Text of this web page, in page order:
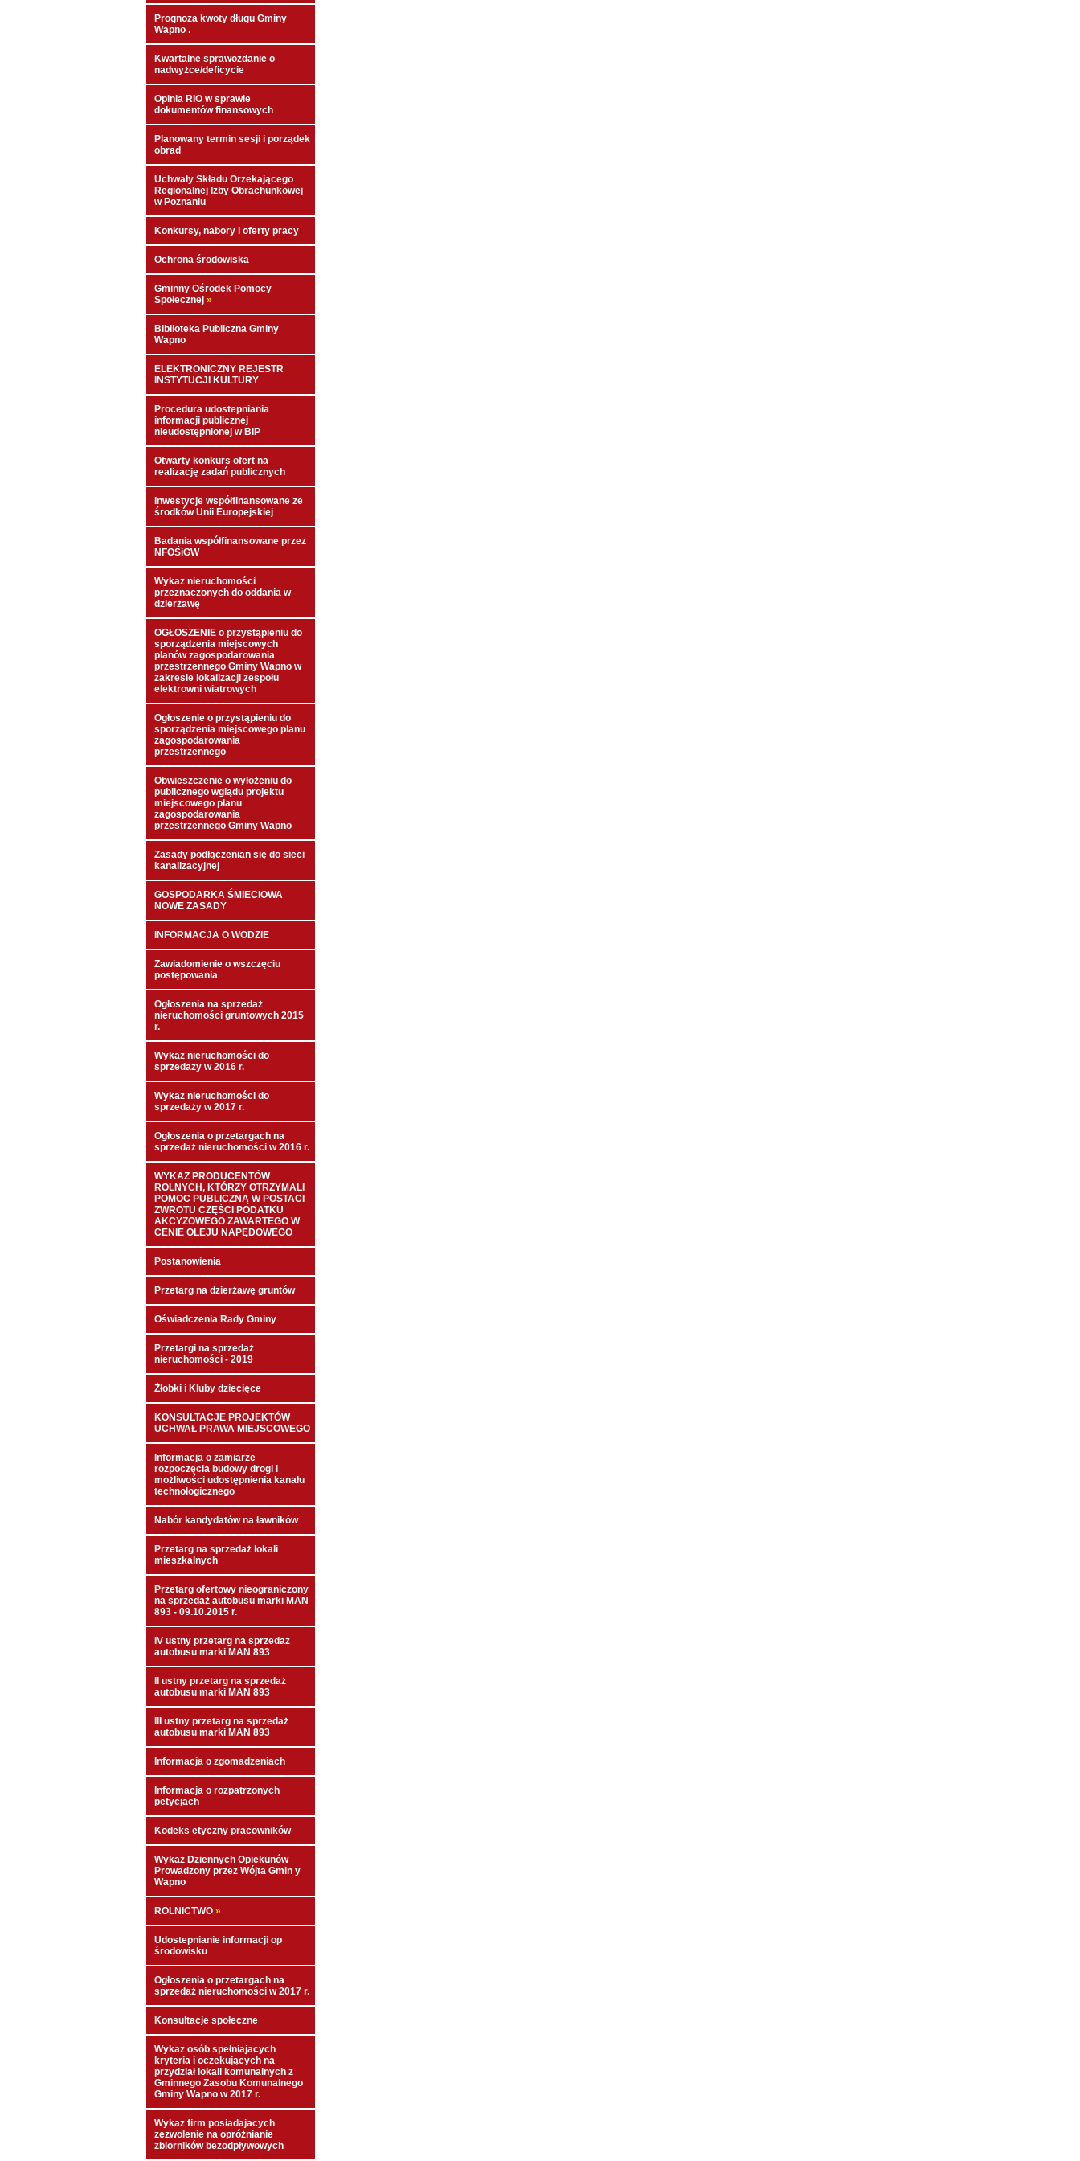
Prognoza kwoty długu Gminy
Wapno .
Kwartalne sprawozdanie o
nadwyżce/deficycie
Opinia RIO w sprawie
dokumentów finansowych
Planowany termin sesji i porządek
obrad
Uchwały Składu Orzekającego
Regionalnej Izby Obrachunkowej
w Poznaniu
Konkursy, nabory i oferty pracy
Ochrona środowiska
Gminny Ośrodek Pomocy
Społecznej »
Biblioteka Publiczna Gminy
Wapno
ELEKTRONICZNY REJESTR
INSTYTUCJI KULTURY
Procedura udostepniania
informacji publicznej
nieudostępnionej w BIP
Otwarty konkurs ofert na
realizację zadań publicznych
Inwestycje współfinansowane ze
środków Unii Europejskiej
Badania współfinansowane przez
NFOŚiGW
Wykaz nieruchomości
przeznaczonych do oddania w
dzierżawę
OGŁOSZENIE o przystąpieniu do
sporządzenia miejscowych
planów zagospodarowania
przestrzennego Gminy Wapno w
zakresie lokalizacji zespołu
elektrowni wiatrowych
Ogłoszenie o przystąpieniu do
sporządzenia miejscowego planu
zagospodarowania
przestrzennego
Obwieszczenie o wyłożeniu do
publicznego wglądu projektu
miejscowego planu
zagospodarowania
przestrzennego Gminy Wapno
Zasady podłączenian się do sieci
kanalizacyjnej
GOSPODARKA ŚMIECIOWA
NOWE ZASADY
INFORMACJA O WODZIE
Zawiadomienie o wszczęciu
postępowania
Ogłoszenia na sprzedaż
nieruchomości gruntowych 2015
r.
Wykaz nieruchomości do
sprzedazy w 2016 r.
Wykaz nieruchomości do
sprzedaży w 2017 r.
Ogłoszenia o przetargach na
sprzedaż nieruchomości w 2016 r.
WYKAZ PRODUCENTÓW
ROLNYCH, KTÓRZY OTRZYMALI
POMOC PUBLICZNĄ W POSTACI
ZWROTU CZĘŚCI PODATKU
AKCYZOWEGO ZAWARTEGO W
CENIE OLEJU NAPĘDOWEGO
Postanowienia
Przetarg na dzierżawę gruntów
Oświadczenia Rady Gminy
Przetargi na sprzedaż
nieruchomości - 2019
Żłobki i Kluby dziecięce
KONSULTACJE PROJEKTÓW
UCHWAŁ PRAWA MIEJSCOWEGO
Informacja o zamiarze
rozpoczęcia budowy drogi i
możliwości udostępnienia kanału
technologicznego
Nabór kandydatów na ławników
Przetarg na sprzedaż lokali
mieszkalnych
Przetarg ofertowy nieograniczony
na sprzedaż autobusu marki MAN
893 - 09.10.2015 r.
IV ustny przetarg na sprzedaż
autobusu marki MAN 893
II ustny przetarg na sprzedaż
autobusu marki MAN 893
III ustny przetarg na sprzedaż
autobusu marki MAN 893
Informacja o zgomadzeniach
Informacja o rozpatrzonych
petycjach
Kodeks etyczny pracowników
Wykaz Dziennych Opiekunów
Prowadzony przez Wójta Gmin y
Wapno
ROLNICTWO »
Udostepnianie informacji op
środowisku
Ogłoszenia o przetargach na
sprzedaż nieruchomości w 2017 r.
Konsultacje społeczne
Wykaz osób spełniajacych
kryteria i oczekujących na
przydział lokali komunalnych z
Gminnego Zasobu Komunalnego
Gminy Wapno w 2017 r.
Wykaz firm posiadajacych
zezwolenie na opróżnianie
zbiorników bezodpływowych